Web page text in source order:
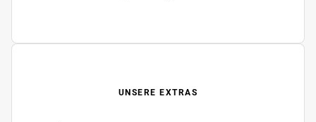
UNSERE EXTRAS